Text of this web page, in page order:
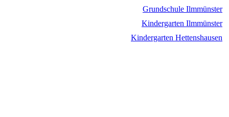
Grundschule Ilmmünster
Kindergarten Ilmmünster
Kindergarten Hettenshausen